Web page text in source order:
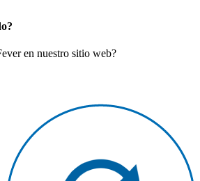
en nuestro sitio web?